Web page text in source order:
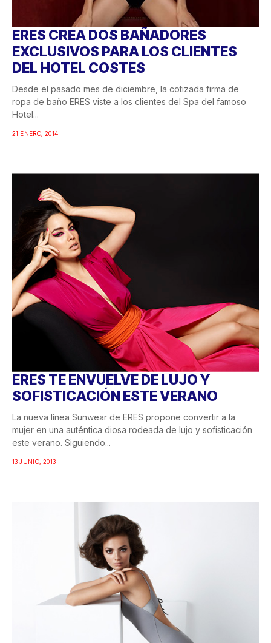
ERES CREA DOS BAÑADORES
EXCLUSIVOS PARA LOS CLIENTES
DEL HOTEL COSTES
Desde el pasado mes de diciembre, la cotizada firma de
ropa de baño ERES viste a los clientes del Spa del famoso
Hotel...
21 ENERO, 2014
ERES TE ENVUELVE DE LUJO Y
SOFISTICACIÓN ESTE VERANO
La nueva línea Sunwear de ERES propone convertir a la
mujer en una auténtica diosa rodeada de lujo y sofisticación
este verano. Siguiendo...
13 JUNIO, 2013